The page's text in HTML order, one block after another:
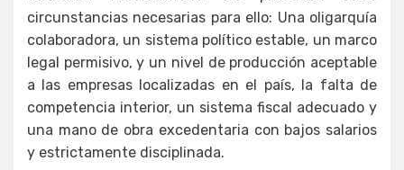
circunstancias necesarias para ello: Una oligarquía
colaboradora, un sistema político estable, un marco
legal permisivo, y un nivel de producción aceptable
a las empresas localizadas en el país, la falta de
competencia interior, un sistema fiscal adecuado y
una mano de obra excedentaria con bajos salarios
y estrictamente disciplinada.